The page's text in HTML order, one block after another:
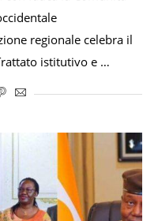
regionale celebra il
istitutivo e …